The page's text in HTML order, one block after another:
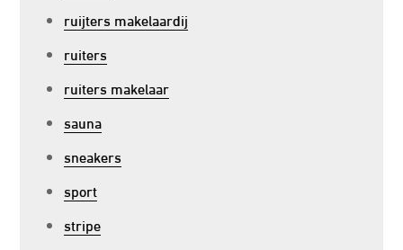
ruijters makelaardij
ruiters
ruiters makelaar
sauna
sneakers
sport
stripe